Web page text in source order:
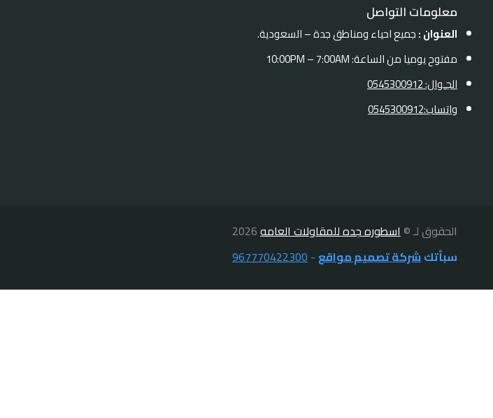
معلومات التواصل
العنوان :جميع احياء ومناطق جدة – السعودية.
مفتوح يوميا من الساعة: 10:00PM – 7:00AM
الجـوال: 0545300912
واتساب:0545300912
الحقوق لـ ©اسطوره جده للمقاولات العامه
سبأتكشركة تصميم مواقع -
967770422300